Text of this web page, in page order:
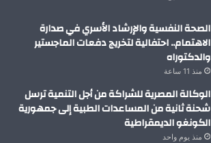
الصحة النفسية والإرشاد الأسري في صدارة
الاهتمام.. احتفالية لتخريج دفعات الماجستير
والدكتوراه
منذ 11 ساعة
الوكالة المصرية للشراكة من أجل التنمية ترسل
شحنة ثانية من المساعدات الطبية إلى جمهورية
الكونغو الديمقراطية
منذ يوم واحد